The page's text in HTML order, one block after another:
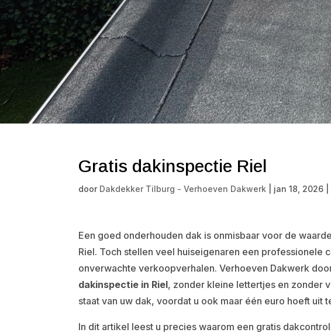
Gratis dakinspectie Riel
door Dakdekker Tilburg - Verhoeven Dakwerk jan 18, 2026
Een goed onderhouden dak is onmisbaar voor de
Riel. Toch stellen veel huiseigenaren een professionele
onverwachte verkoopverhalen. Verhoeven Dakwerk
dakinspectie in Riel, zonder kleine lettertjes en zonder
staat van uw dak, voordat u ook maar één euro hoeft uit
In dit artikel leest u precies waarom een gratis